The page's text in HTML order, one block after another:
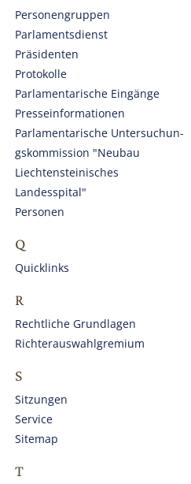
Personengruppen
Parlamentsdienst
Präsidenten
Protokolle
Parlamentarische Eingänge
Presseinformationen
Parlamentarische Untersuchun­
gskommission "Neubau
Liechtensteinisches
Landesspital"
Personen
Q
Quicklinks
R
Rechtliche Grundlagen
Richterauswahlgremium
S
Sitzungen
Service
Sitemap
T